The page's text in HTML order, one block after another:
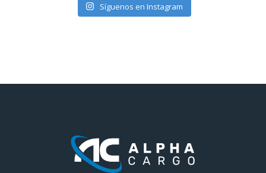
Síguenos en Instagram